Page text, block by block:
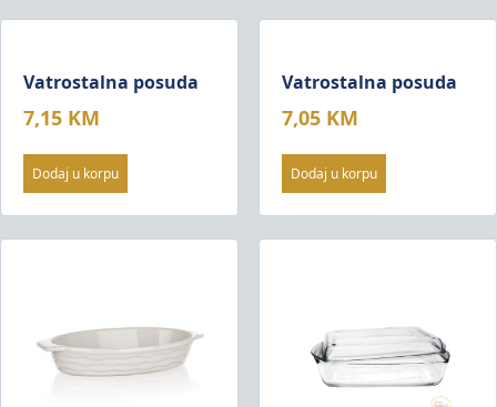
Vatrostalna posuda
7,15 KM
Dodaj u korpu
Vatrostalna posuda
7,05 KM
Dodaj u korpu